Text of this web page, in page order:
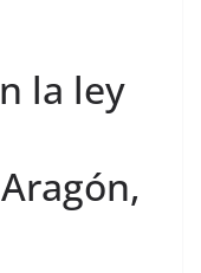
la ley